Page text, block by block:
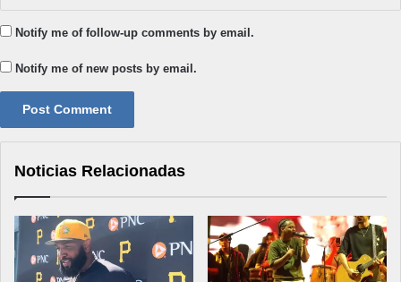
Notify me of follow-up comments by email.
Notify me of new posts by email.
Noticias Relacionadas